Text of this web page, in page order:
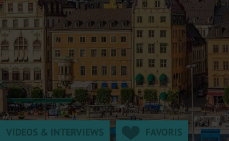
VIDEOS & INTERVIEWS FAVORIS